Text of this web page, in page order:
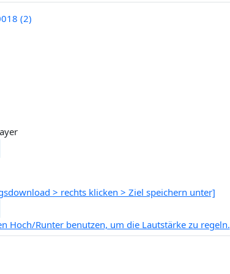
Hoch/Runter benutzen, um die Lautstärke zu regeln.
> rechts klicken > Ziel speichern unter]